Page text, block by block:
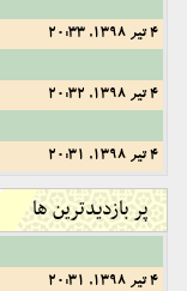
4 تیر 1398, 20:33
4 تیر 1398, 20:32
4 تیر 1398, 20:31
پر بازدیدترین ها
4 تیر 1398, 20:31